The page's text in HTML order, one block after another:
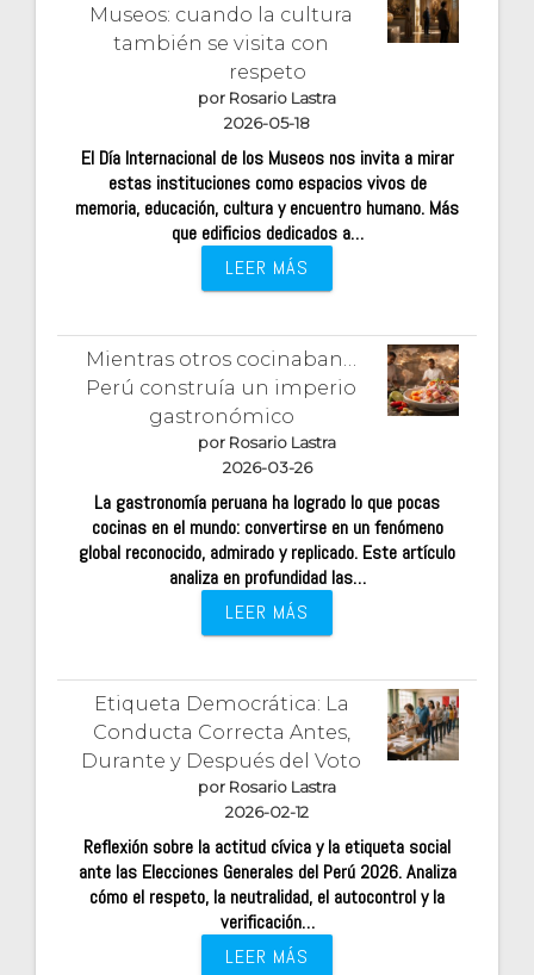
Museos: cuando la cultura
también se visita con
respeto
por Rosario Lastra
2026-05-18
El Día Internacional de los Museos nos invita a mirar
estas instituciones como espacios vivos de
memoria, educación, cultura y encuentro humano. Más
que edificios dedicados a…
LEER MÁS
Mientras otros cocinaban…
Perú construía un imperio
gastronómico
por Rosario Lastra
2026-03-26
La gastronomía peruana ha logrado lo que pocas
cocinas en el mundo: convertirse en un fenómeno
global reconocido, admirado y replicado. Este artículo
analiza en profundidad las…
LEER MÁS
Etiqueta Democrática: La
Conducta Correcta Antes,
Durante y Después del Voto
por Rosario Lastra
2026-02-12
Reflexión sobre la actitud cívica y la etiqueta social
ante las Elecciones Generales del Perú 2026. Analiza
cómo el respeto, la neutralidad, el autocontrol y la
verificación…
LEER MÁS